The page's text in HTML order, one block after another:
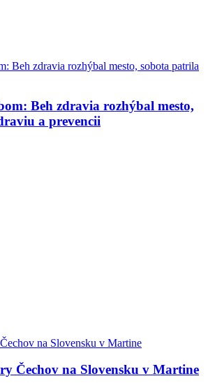
Beh zdravia rozhýbal mesto,
a prevencii
Čechov na Slovensku v Martine